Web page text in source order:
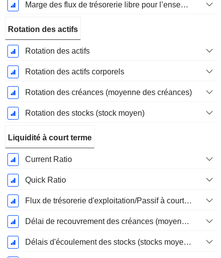
Marge des flux de trésorerie libre pour l’ensemble des pourvoyeurs de fonds
Rotation des actifs
Rotation des actifs
Rotation des actifs corporels
Rotation des créances (moyenne des créances)
Rotation des stocks (stock moyen)
Liquidité à court terme
Current Ratio
Quick Ratio
Flux de trésorerie d'exploitation/Passif à court terme
Délai de recouvrement des créances (moyenne des créances)
Délais d'écoulement des stocks (stocks moyens)